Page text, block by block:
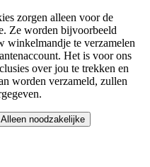
zorgen alleen voor de
Ze worden bijvoorbeeld
winkelmandje te verzamelen
Het is voor ons
over jou te trekken en
worden verzameld, zullen
Alleen noodzakelijke